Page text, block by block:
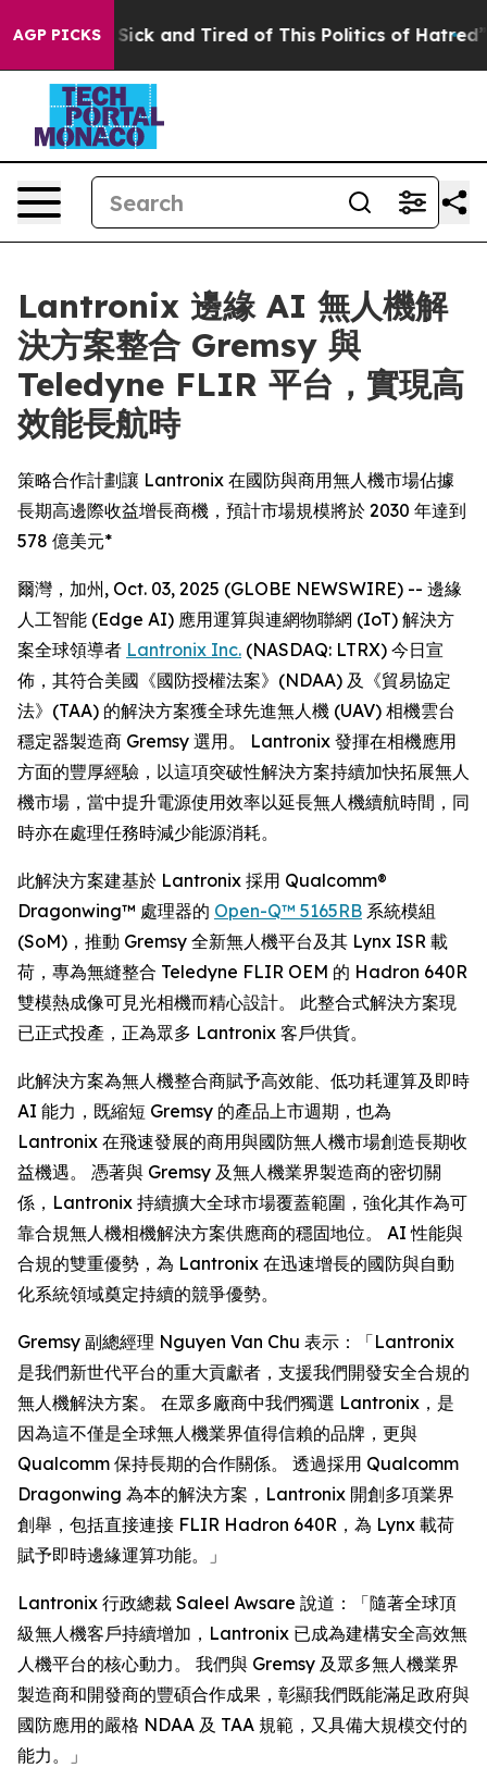
AGP PICKS
Are Sick and Tired of This Politics of Hatred” The
Lantronix 邊緣 AI 無人機解
決方案整合 Gremsy 與
Teledyne FLIR 平台，實現高
效能長航時
策略合作計劃讓 Lantronix 在國防與商用無人機市場佔據
長期高邊際收益增長商機，預計市場規模將於 2030 年達到
578 億美元*
爾灣，加州, Oct. 03, 2025 (GLOBE NEWSWIRE) -- 邊緣
人工智能 (Edge AI) 應用運算與連網物聯網 (IoT) 解決方
案全球領導者 Lantronix Inc. (NASDAQ: LTRX) 今日宣
佈，其符合美國《國防授權法案》(NDAA) 及《貿易協定
法》(TAA) 的解決方案獲全球先進無人機 (UAV) 相機雲台
穩定器製造商 Gremsy 選用。 Lantronix 發揮在相機應用
方面的豐厚經驗，以這項突破性解決方案持續加快拓展無人
機市場，當中提升電源使用效率以延長無人機續航時間，同
時亦在處理任務時減少能源消耗。
此解決方案建基於 Lantronix 採用 Qualcomm®
Dragonwing™ 處理器的 Open-Q™ 5165RB 系統模組
(SoM)，推動 Gremsy 全新無人機平台及其 Lynx ISR 載
荷，專為無縫整合 Teledyne FLIR OEM 的 Hadron 640R
雙模熱成像可見光相機而精心設計。 此整合式解決方案現
已正式投產，正為眾多 Lantronix 客戶供貨。
此解決方案為無人機整合商賦予高效能、低功耗運算及即時
AI 能力，既縮短 Gremsy 的產品上市週期，也為
Lantronix 在飛速發展的商用與國防無人機市場創造長期收
益機遇。 憑著與 Gremsy 及無人機業界製造商的密切關
係，Lantronix 持續擴大全球市場覆蓋範圍，強化其作為可
靠合規無人機相機解決方案供應商的穩固地位。 AI 性能與
合規的雙重優勢，為 Lantronix 在迅速增長的國防與自動
化系統領域奠定持續的競爭優勢。
Gremsy 副總經理 Nguyen Van Chu 表示：「Lantronix
是我們新世代平台的重大貢獻者，支援我們開發安全合規的
無人機解決方案。 在眾多廠商中我們獨選 Lantronix，是
因為這不僅是全球無人機業界值得信賴的品牌，更與
Qualcomm 保持長期的合作關係。 透過採用 Qualcomm
Dragonwing 為本的解決方案，Lantronix 開創多項業界
創舉，包括直接連接 FLIR Hadron 640R，為 Lynx 載荷
賦予即時邊緣運算功能。」
Lantronix 行政總裁 Saleel Awsare 說道：「隨著全球頂
級無人機客戶持續增加，Lantronix 已成為建構安全高效無
人機平台的核心動力。 我們與 Gremsy 及眾多無人機業界
製造商和開發商的豐碩合作成果，彰顯我們既能滿足政府與
國防應用的嚴格 NDAA 及 TAA 規範，又具備大規模交付的
能力。」